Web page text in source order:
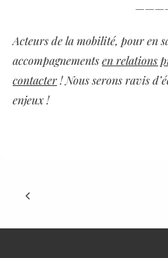
Acteurs de la mobilité, pour en
accompagnementsen relations
contacter! Nous serons ravis
enjeux !